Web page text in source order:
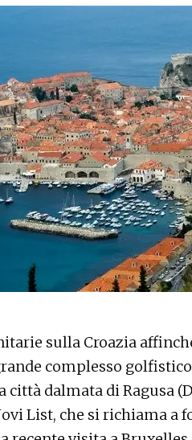
sulla Croazia
complesso
città dalmata di Ragusa
List, che si richiama a